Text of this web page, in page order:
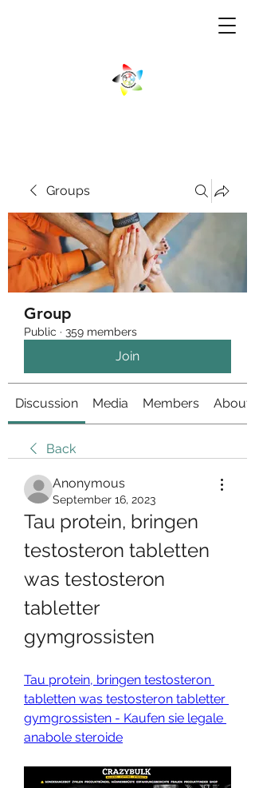
Groups
Group
Public · 359 members
Join
Discussion Media Members About
Back
Anonymous
September 16, 2023
Tau protein, bringen
testosteron tabletten
was testosteron
tabletter
gymgrossisten
Tau protein, bringen testosteron
tabletten was testosteron tabletter
gymgrossisten - Kaufen sie legale
anabole steroide